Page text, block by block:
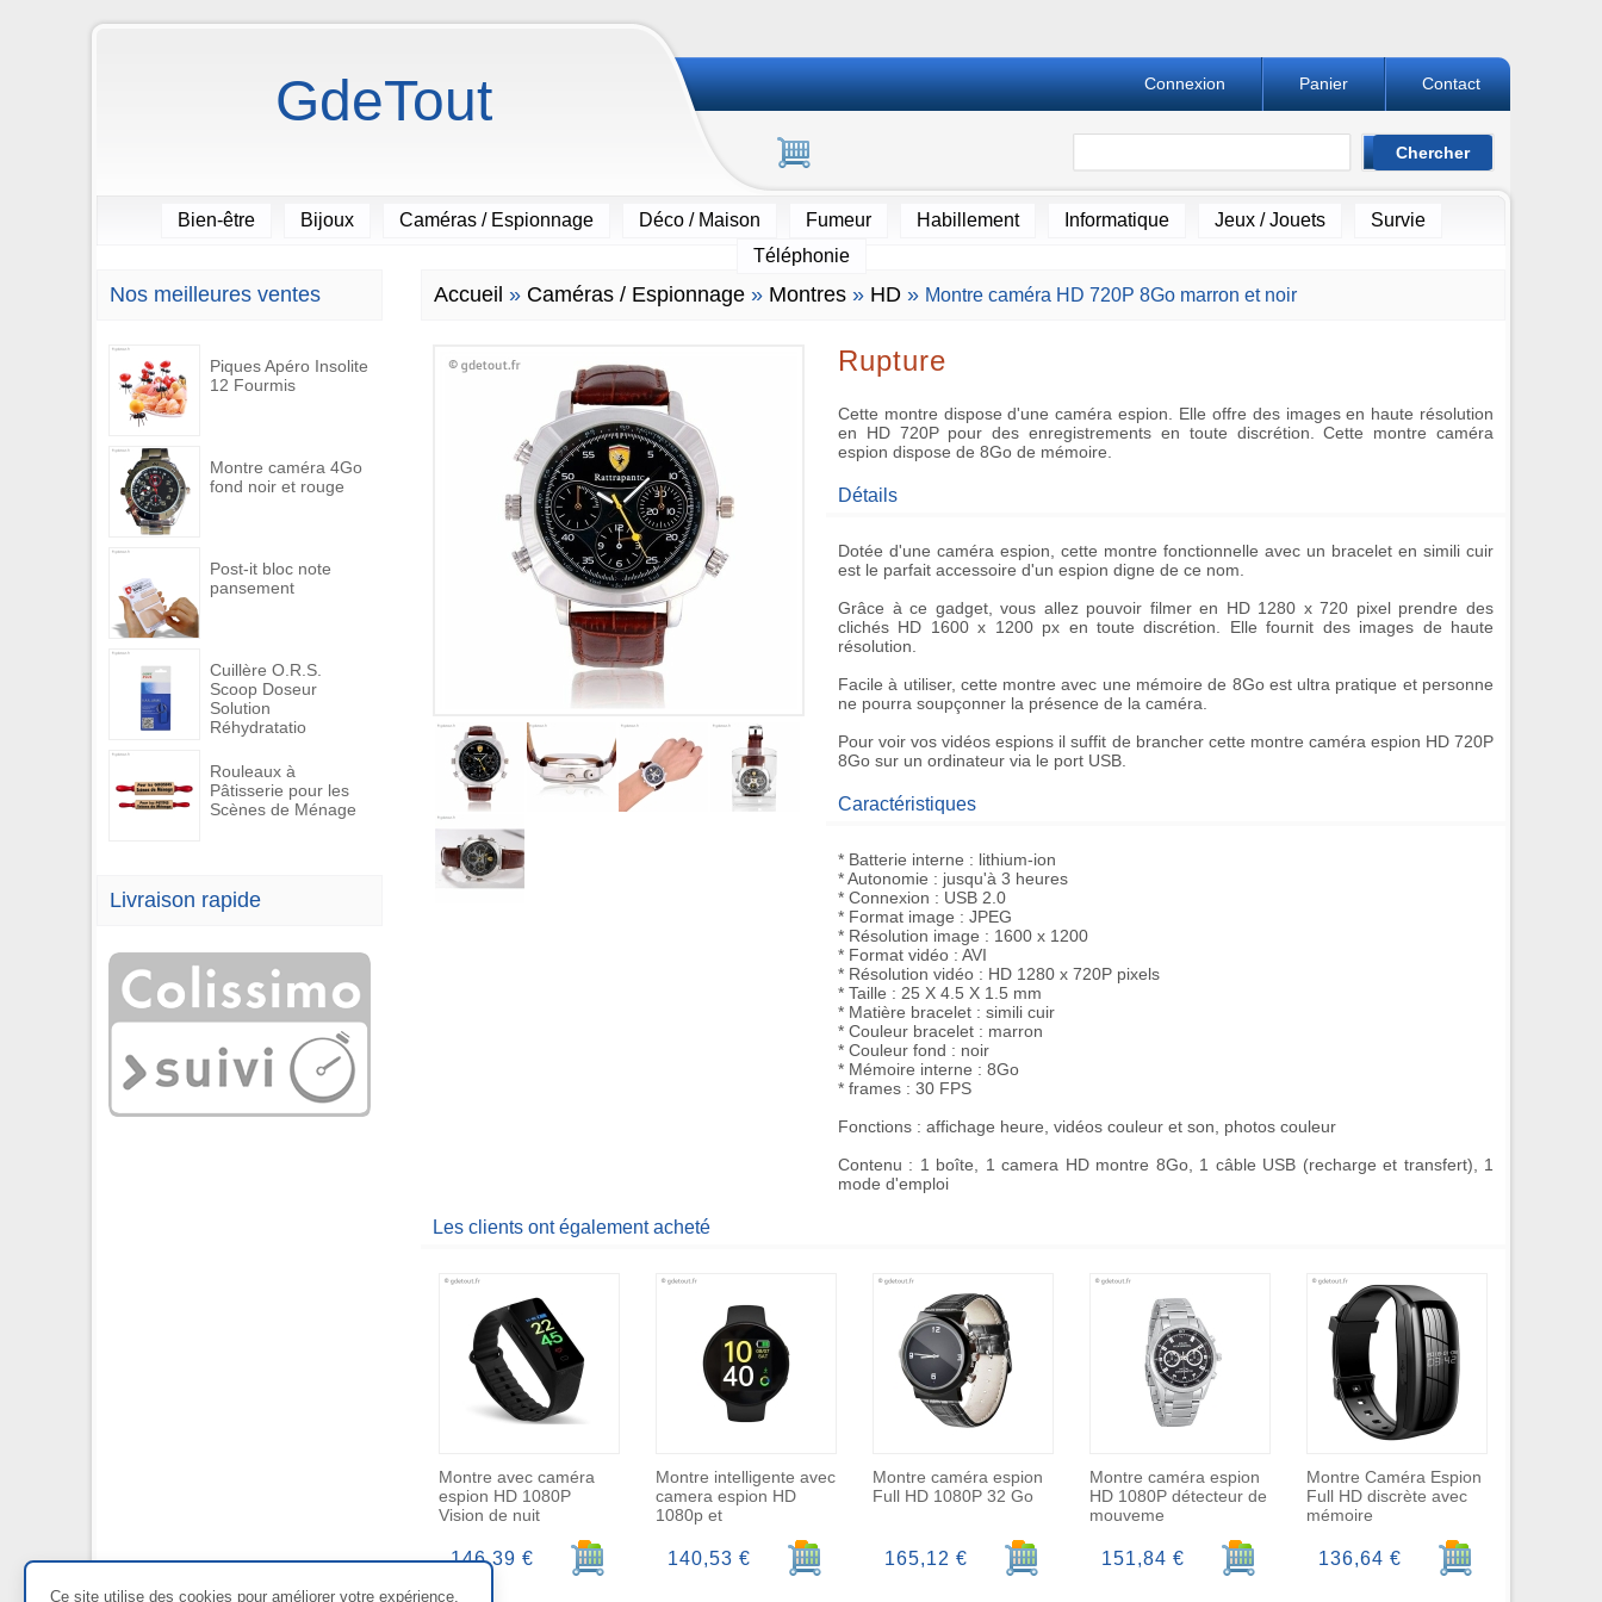
GdeTout Contact
Panier
Connexion
Bien-être Bijoux Caméras / Espionnage Déco / Maison Fumeur Habillement Informatique Jeux / Jouets
Survie
Téléphonie
Nos meilleures ventes
Piques Apéro Insolite
12 Fourmis
Montre caméra 4Go
fond noir et rouge
Post-it bloc note
pansement
Cuillère O.R.S.
Scoop Doseur
Solution
Réhydratatio
Rouleaux à
Pâtisserie pour les
Scènes de Ménage
Livraison rapide
Accueil » Caméras / Espionnage » Montres » HD » Montre caméra HD 720P 8Go marron et noir
Rupture
Cette montre dispose d'une caméra espion. Elle offre des images en haute résolution
en HD 720P pour des enregistrements en toute discrétion. Cette montre caméra
espion dispose de 8Go de mémoire.
Détails
Dotée d'une caméra espion , cette montre fonctionnelle avec un bracelet en simili cuir
est le parfait accessoire d'un espion digne de ce nom.
Grâce à ce gadget, vous allez pouvoir filmer en HD 1280 x 720 pixelprendre des
clichés HD 1600 x 1200 px en toute discrétion. Elle fournit des images de haute
résolution.
Facile à utiliser, cette montre avec une mémoire de 8Goest ultra pratique et personne
ne pourra soupçonner la présence de la caméra.
Pour voir vosvidéos espions il suffit de brancher cette montre caméra espion HD 720P
8Go sur un ordinateur via le port USB.
Caractéristiques
* Batterie interne : lithium-ion
* Autonomie : jusqu'à 3 heures
* Connexion : USB 2.0
* Format image : JPEG
* Résolution image : 1600 x 1200
* Format vidéo : AVI
* Résolution vidéo : HD 1280 x 720P pixels
* Taille : 25 X 4.5 X 1.5 mm
* Matière bracelet : simili cuir
* Couleur bracelet : marron
* Couleur fond : noir
* Mémoire interne : 8Go
* frames : 30 FPS
Fonctions : affichage heure, vidéos couleur et son, photos couleur
Contenu : 1 boîte, 1 camera HD montre 8Go, 1 câble USB (recharge et transfert), 1
mode d'emploi
Les clients ont également acheté
Montre avec caméra
espion HD 1080P
Vision de nuit
Ajouter au panier
146,39 €
Montre intelligente avec
camera espion HD
1080p et
Ajouter au panier
140,53 €
Montre caméra espion
Full HD 1080P 32 Go
Ajouter au panier
165,12 €
Montre caméra espion
HD 1080P détecteur de
mouveme
Ajouter au panier
151,84 €
Montre Caméra Espion
Full HD discrète avec
mémoire
Ajouter au panier
136,64 €
Ce site utilise des cookies pour améliorer votre expérience.